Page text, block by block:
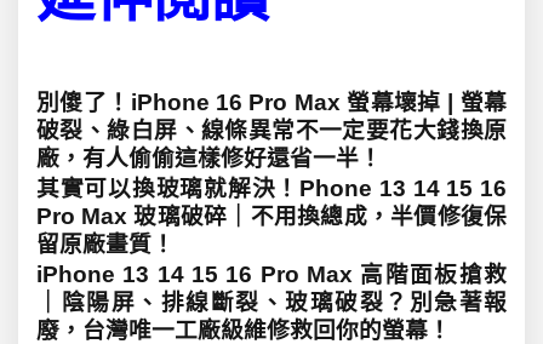
別傻了！iPhone 16 Pro Max 螢幕壞掉 | 螢幕
破裂、綠白屏、線條異常不一定要花大錢換原
廠，有人偷偷這樣修好還省一半！
其實可以換玻璃就解決！Phone 13 14 15 16
Pro Max 玻璃破碎｜不用換總成，半價修復保
留原廠畫質！
iPhone 13 14 15 16 Pro Max 高階面板搶救
｜陰陽屏、排線斷裂、玻璃破裂？別急著報
廢，台灣唯一工廠級維修救回你的螢幕！